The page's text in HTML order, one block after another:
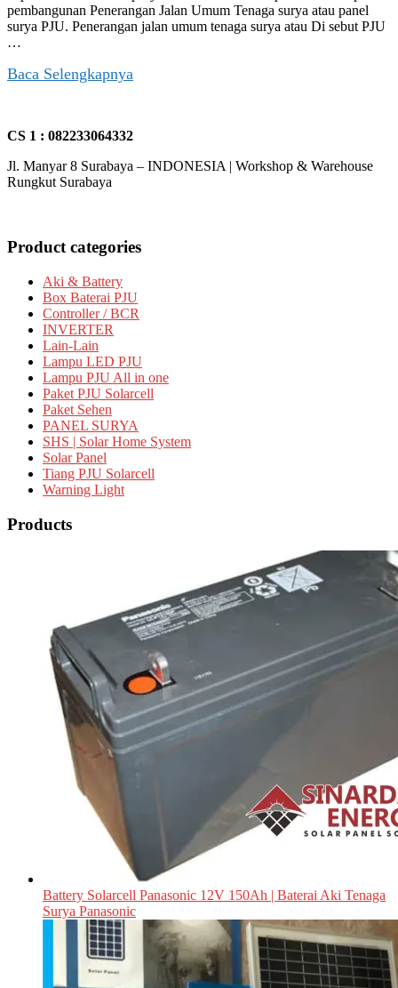
pembangunan Penerangan Jalan Umum Tenaga surya atau panel
surya PJU. Penerangan jalan umum tenaga surya atau Di sebut PJU
…
Baca Selengkapnya
CS 1 : 082233064332
Jl. Manyar 8 Surabaya – INDONESIA | Workshop & Warehouse
Rungkut Surabaya
Product categories
Aki & Battery
Box Baterai PJU
Controller / BCR
INVERTER
Lain-Lain
Lampu LED PJU
Lampu PJU All in one
Paket PJU Solarcell
Paket Sehen
PANEL SURYA
SHS | Solar Home System
Solar Panel
Tiang PJU Solarcell
Warning Light
Products
Battery Solarcell Panasonic 12V 150Ah | Baterai Aki Tenaga
Surya Panasonic